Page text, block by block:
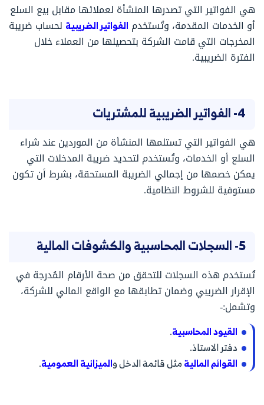
هي الفواتير التي تصدرها المنشأة لعملائها مقابل بيع السلع
أو الخدمات المقدمة، وتُستخدم الفواتير الضريبية لحساب ضريبة
المخرجات التي قامت الشركة بتحصيلها من العملاء خلال
الفترة الضريبية.
4- الفواتير الضريبية للمشتريات
هي الفواتير التي تستلمها المنشأة من الموردين عند شراء
السلع أو الخدمات، وتُستخدم لتحديد ضريبة المدخلات التي
يمكن خصمها من إجمالي الضريبة المستحقة، بشرط أن تكون
مستوفية للشروط النظامية.
5- السجلات المحاسبية والكشوفات المالية
تُستخدم هذه السجلات للتحقق من صحة الأرقام المُدرجة في
الإقرار الضريبي وضمان تطابقها مع الواقع المالي للشركة،
وتشمل:-
القيود المحاسبية.
دفتر الاستاذ.
القوائم الماليةمثل قائمة الدخل والميزانية العمومية.